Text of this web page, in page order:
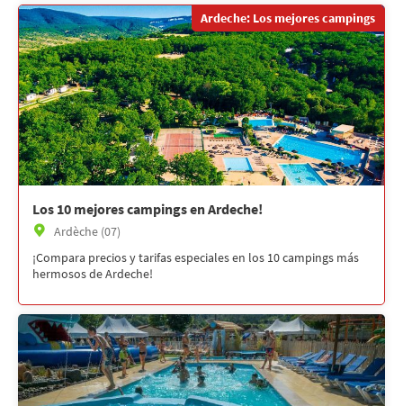
Ardeche: Los mejores campings
Los 10 mejores campings en Ardeche!
Ardèche (07)
¡Compara precios y tarifas especiales en los 10 campings más
hermosos de Ardeche!